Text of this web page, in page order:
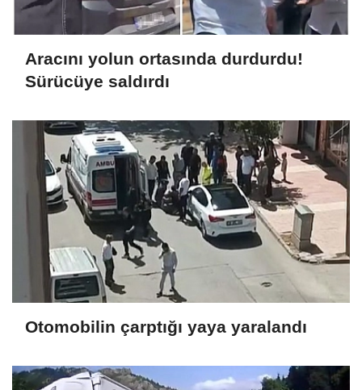
Aracını yolun ortasında durdurdu!
Sürücüye saldırdı
Otomobilin çarptığı yaya yaralandı